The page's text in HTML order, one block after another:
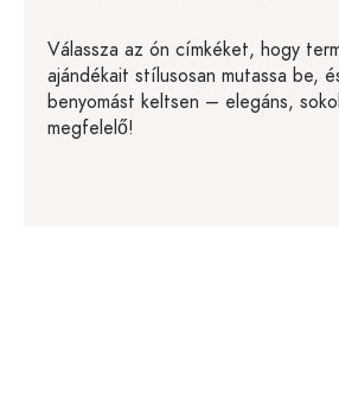
Válassza az ón címkéket, hogy
ajándékait stílusosan mutassa be,
benyomást keltsen – elegáns,
megfelelő!